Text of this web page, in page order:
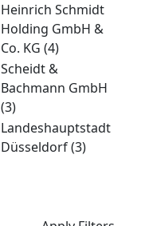
Heinrich Schmidt
Holding GmbH &
Co. KG (4)
Scheidt &
Bachmann GmbH
(3)
Landeshauptstadt
Düsseldorf(3)